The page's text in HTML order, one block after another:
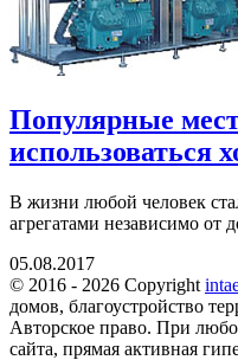
Популярные
использоваться
В жизни любой человек
агрегатами независимо от
05.08.2017
© 2016 - 2026 Copyright
домов, благоустройство
Авторское право. При
сайта, прямая активная